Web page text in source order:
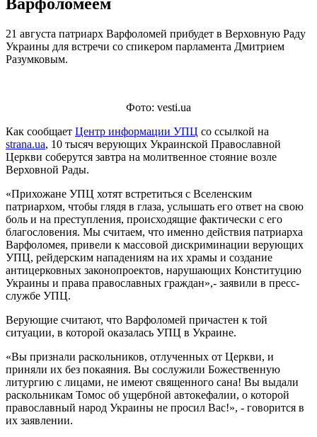
21 августа патриарх Варфоломей прибудет в Верховную Раду
Украины для встречи со спикером парламента Дмитрием
Разумковым.
Фото: vesti.ua
Как сообщает Центр информации УПЦ со ссылкой на
strana.ua, 10 тысяч верующих Украинской Православной
Церкви соберутся завтра на молитвенное стояние возле
Верховной Рады.
«Прихожане УПЦ хотят встретиться с Вселенским
патриархом, чтобы глядя в глаза, услышать его ответ на свою
боль и на преступления, происходящие фактически с его
благословения. Мы считаем, что именно действия патриарха
Варфоломея, привели к массовой дискриминации верующих
УПЦ, рейдерским нападениям на их храмы и создание
антицерковных законопроектов, нарушающих Конституцию
Украины и права православных граждан»,- заявили в пресс-
службе УПЦ.
Верующие считают, что Варфоломей причастен к той
ситуации, в которой оказалась УПЦ в Украине.
«Вы признали раскольников, отлученных от Церкви, и
приняли их без покаяния. Вы сослужили Божественную
литургию с лицами, не имеют священного сана! Вы выдали
раскольникам Томос об ущербной автокефалии, о которой
православный народ Украины не просил Вас!», - говорится в
их заявлении.